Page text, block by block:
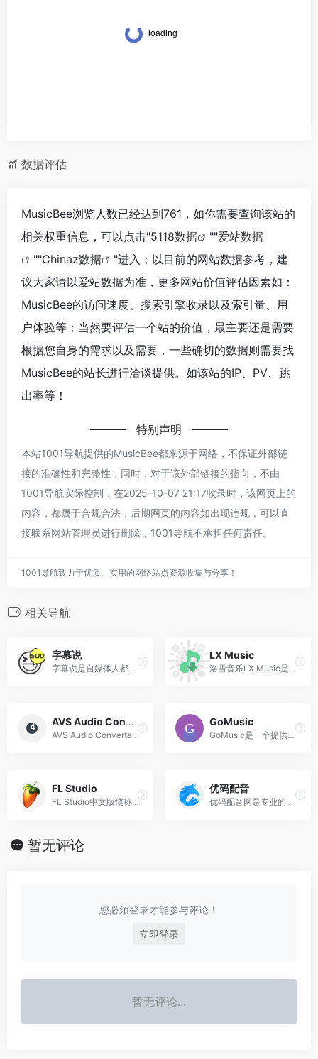
数据评估
MusicBee浏览人数已经达到761，如你需要查询该站的
相关权重信息，可以点击"5118数据 ""爱站数据
""Chinaz数据
"进入；以目前的网站数据参考，建
议大家请以爱站数据为准，更多网站价值评估因素如：
MusicBee的访问速度、搜索引擎收录以及索引量、用
户体验等；当然要评估一个站的价值，最主要还是需要
根据您自身的需求以及需要，一些确切的数据则需要找
MusicBee的站长进行洽谈提供。如该站的IP、PV、跳
出率等！
特别声明
本站1001导航提供的MusicBee都来源于网络，不保证外部链
接的准确性和完整性，同时，对于该外部链接的指向，不由
1001导航实际控制，在2025-10-07 21:17收录时，该网页上的
内容，都属于合规合法，后期网页的内容如出现违规，可以直
接联系网站管理员进行删除，1001导航不承担任何责任。
1001导航致力于优质、实用的网络站点资源收集与分享！
相关导航
字幕说
字幕说是自媒体人都在用的在线语音合成、字幕及视频生成工具，制作视频无需出镜，免费在线配音且提供同步字幕。免费获得如同真人一般的配音，语音及字幕视频在线合成。适合自媒体人快速试错，快速试验自己的想法。逼真的语音合成与匹配的字幕，大大缩短了视频制作的时间。
LX Music
洛雪音乐LX Music是一款‌免费、开源‌的跨平台音乐播放器，旨在为用户提供‌无广告、纯净‌的音乐搜索与播放体验，通过聚合网易云音乐、QQ音乐、酷我音乐、咪咕音乐等多个主流平台的音乐源，实现‌一站式搜索与播放‌。
AVS Audio Converter
AVS Audio Converter是一款强大又实用的音频转换工具，这款软件界面简洁，功能强大，通过该软件可以帮助用户将MP3、FLAC、OGG、AAC、M4A、M4B、M4R、AMR、WMA、VOX等音频格式进行相互转换，全方位满足用户的使用需求。
GoMusic
GoMusic是一个提供音乐平台歌单迁移服务的网站，支持将网易云音乐、QQ音乐等平台的歌单迁移至 Apple Music、YouTube Music等国际主流音乐平台，通过简单步骤实现跨平台歌单迁移，用户无需专业技术即可完成操作。支持批量转换，且转换过程中无需上传文件，速度快、稳定性高。
FL Studio
FL Studio中文版惯称水果编曲， 是一个完整的电音软件音乐制作环境或数字音频工作站。是现在流行的数字音频工作站之一，包括撰写，整理，记录，编辑，电音，混音和掌握专业品质的音乐。
优码配音
优码配音网是专业的网络在线配音软件，提供在线文字转语音，语音合成助手，广告配音，真人主播配音，宣传片配音等网络配音软件服务，签约多位实力配音主播，为大家打造最专业的在线配音体验。
暂无评论
您必须登录才能参与评论！
立即登录
暂无评论...